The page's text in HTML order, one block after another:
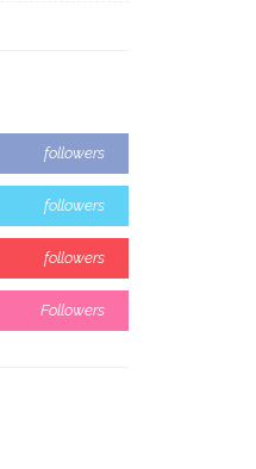
followers
followers
followers
Followers